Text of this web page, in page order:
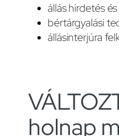
állás hirdetés
bértárgyalási
állásinterjúra
holnap